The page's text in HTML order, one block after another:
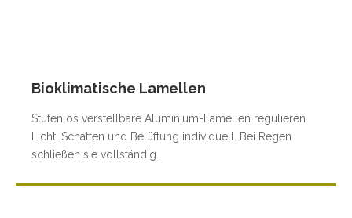
Bioklimatische Lamellen
Stufenlos verstellbare Aluminium-Lamellen regulieren
Licht, Schatten und Belüftung individuell. Bei Regen
schließen sie vollständig.